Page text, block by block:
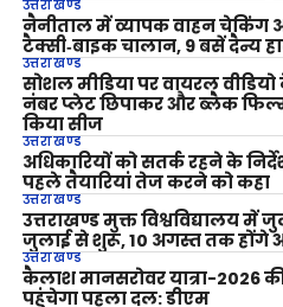
उत्तराखण्ड
नैनीताल में व्यापक वाहन चेकिंग
टैक्सी‑बाइक चालान, 9 बसें दैन्य
उत्तराखण्ड
सोशल मीडिया पर वायरल वीडियो
नंबर प्लेट छिपाकर और ब्लैक
किया सीज
उत्तराखण्ड
अधिकारियों को सतर्क रहने के
पहले तैयारियां तेज करने को कहा
उत्तराखण्ड
उत्तराखण्ड मुक्त विश्वविद्यालय में
जुलाई से शुरू, 10 अगस्त तक होंगे
उत्तराखण्ड
कैलाश मानसरोवर यात्रा-2026
पहुंचेगा पहला दल: डीएम